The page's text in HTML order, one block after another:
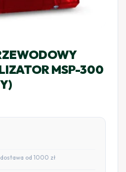
MSP-300
od 1000 zł